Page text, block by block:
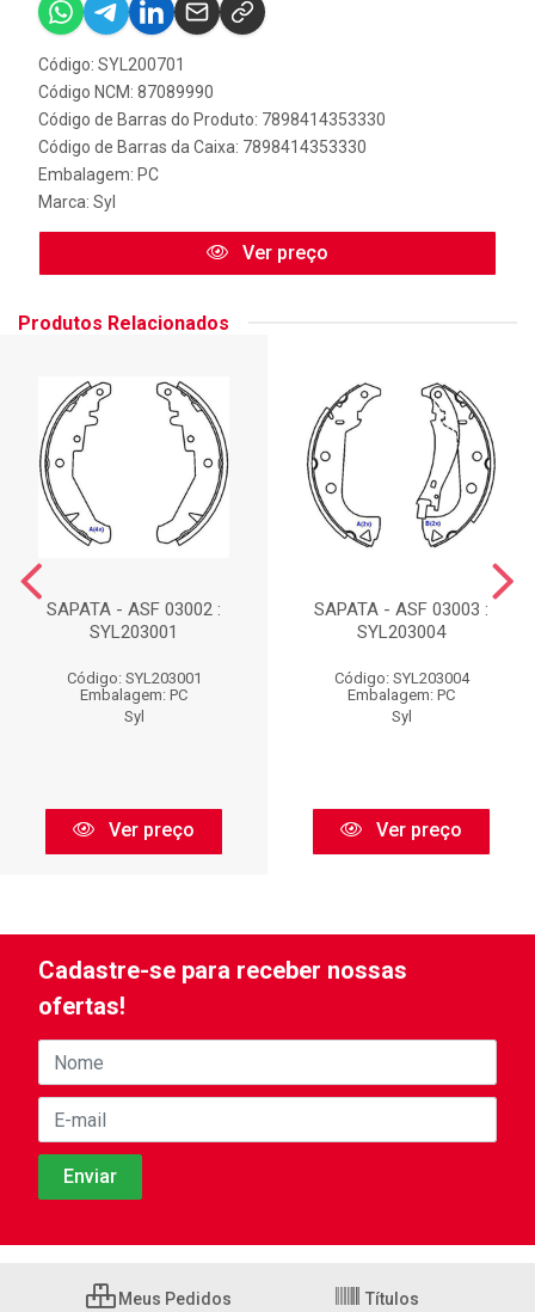
Código: SYL200701
Código NCM: 87089990
Código de Barras do Produto: 7898414353330
Código de Barras da Caixa: 7898414353330
Embalagem: PC
Marca: Syl
Ver preço
Produtos Relacionados
SAPATA - ASF 03002 :
SYL203001
Código: SYL203001
Embalagem: PC
Syl
Ver preço
SAPATA - ASF 03003 :
SYL203004
Código: SYL203004
Embalagem: PC
Syl
Ver preço
Cadastre-se para receber nossas
ofertas!
Meus Pedidos Títulos